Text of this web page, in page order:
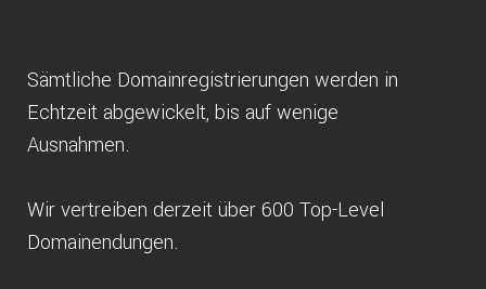
Sämtliche Domainregistrierungen werden in
Echtzeit abgewickelt, bis auf wenige
Ausnahmen.
Wir vertreiben derzeit über 600 Top-Level
Domainendungen.